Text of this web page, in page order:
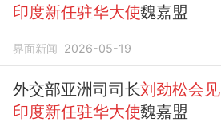
印度新任驻华大使魏嘉盟
界面新闻 2026-05-19
外交部亚洲司司长刘劲松会见
印度新任驻华大使魏嘉盟